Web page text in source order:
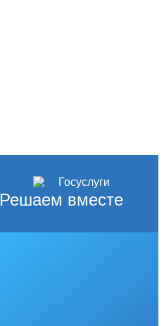
Решаем вместе